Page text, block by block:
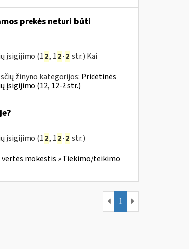
prekės neturi būti
įsigijimo (12, 12-2 str.) Kai
žinyno kategorijos: Pridėtinės
įsigijimo (12, 12-2 str.)
įsigijimo (12, 12-2 str.)
vertės mokestis » Tiekimo/teikimo
1